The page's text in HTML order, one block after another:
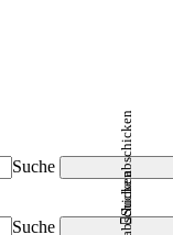
Suche
Suche abschicken
Suche